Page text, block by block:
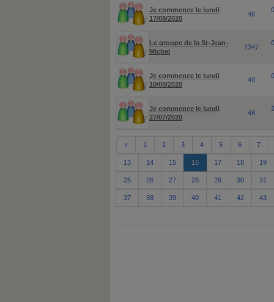
Je commence le lundi
17/08/2020
46
Le groupe de la St-Jean-
Michel
2347
Je commence le lundi
10/08/2020
40
Je commence le lundi
27/07/2020
48
« 1 2 3 4 5 6 7
13 14 15 16 17 18 19
25 26 27 28 29 30 31
37 38 39 40 41 42 43